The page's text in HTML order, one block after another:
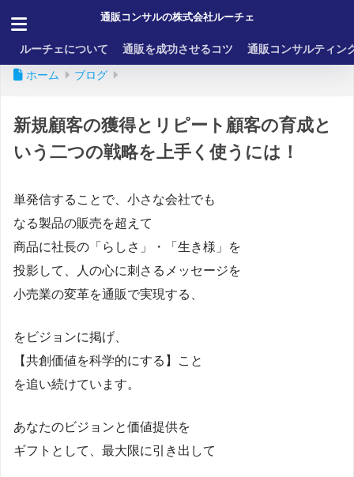
通販コンサルの株式会社ルーチェ
ルーチェについて 通販を成功させるコツ 通販コンサルティン
ホーム ブログ
新規顧客の獲得とリピート顧客の育成と
いう二つの戦略を上手く使うには！
単発信することで、小さな会社でも
なる製品の販売を超えて
商品に社長の「らしさ」・「生き様」を
投影して、人の心に刺さるメッセージを
小売業の変革を通販で実現する、
をビジョンに掲げ、
【共創価値を科学的にする】こと
を追い続けています。
あなたのビジョンと価値提供を
ギフトとして、最大限に引き出して